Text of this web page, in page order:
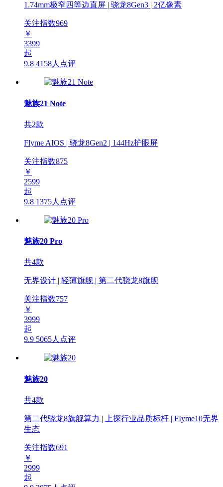
1.74mm极窄四等边直屏 | 骁龙8Gen3 | 2亿像素
关注指数969
￥
3399
起
9.8 4158人点评
魅族21 Note
共2款
Flyme AIOS | 骁龙8Gen2 | 144Hz护眼屏
关注指数875
￥
2599
起
9.8 1375人点评
魅族20 Pro
共4款
无界设计 | 轻薄旗舰 | 第二代骁龙8旗舰
关注指数757
￥
3999
起
9.9 5065人点评
魅族20
共4款
第二代骁龙8旗舰算力 | 上探行业品质标杆 | FIyme10无界
生态
关注指数691
￥
2999
起